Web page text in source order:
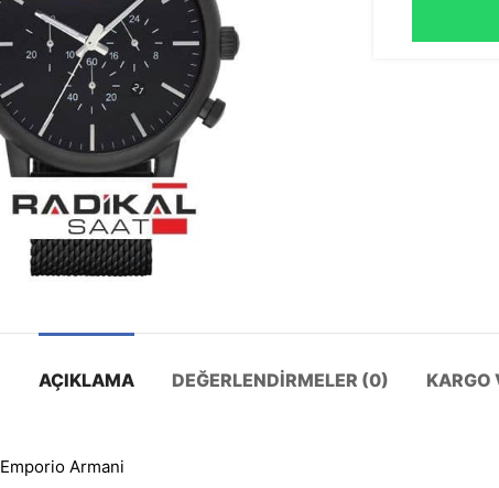
AÇIKLAMA DEĞERLENDIRMELER (0) KARGO
Emporio Armani